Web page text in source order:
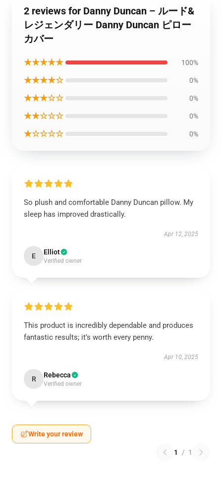
2 reviews for Danny Duncan – ルード&
レジェンダリー Danny Duncan ピロー
カバー
★★★★★ 100%
★★★★☆ 0%
★★★☆☆ 0%
★★☆☆☆ 0%
★☆☆☆☆ 0%
So plush and comfortable Danny Duncan pillow. My
sleep has improved drastically.
Apr 12, 2025
E Elliot
Verified owner
This product is incredibly dependable and produces
fantastic results; it’s worth every penny.
Apr 10, 2025
R Rebecca
Verified owner
Write your review
1 / 1